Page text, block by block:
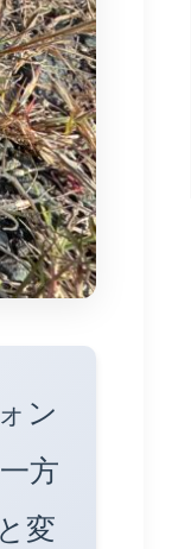
ン
方
変